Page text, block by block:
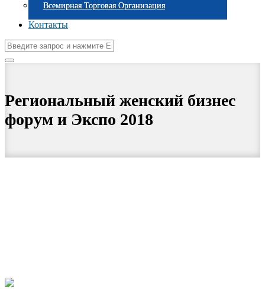
Всемирная Торговая Организация
Контакты
Региональный женский бизнес
форум и Экспо 2018